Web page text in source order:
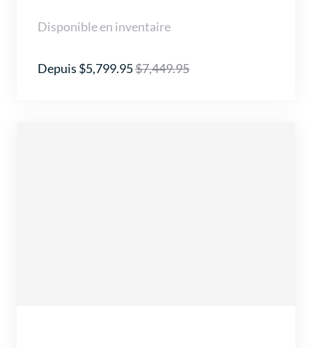
Disponible en inventaire
Depuis $5,799.95$7,449.95